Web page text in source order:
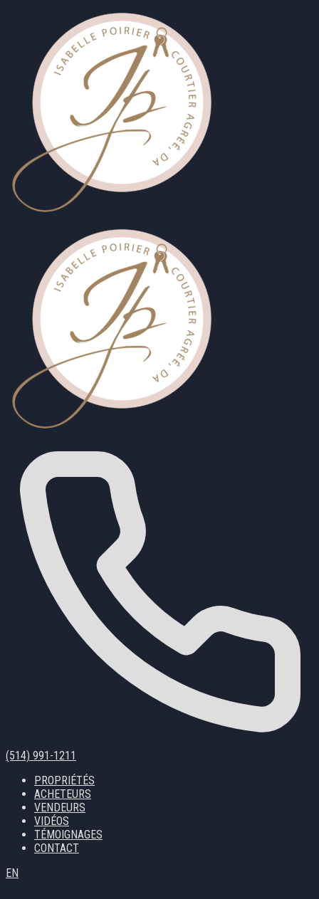
(514) 991-1211
PROPRIÉTÉS
ACHETEURS
VENDEURS
VIDÉOS
TÉMOIGNAGES
CONTACT
EN